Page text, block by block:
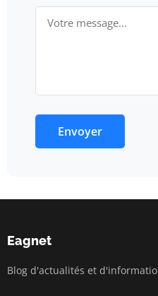
Envoyer
Eagnet
Blog d'actualités et